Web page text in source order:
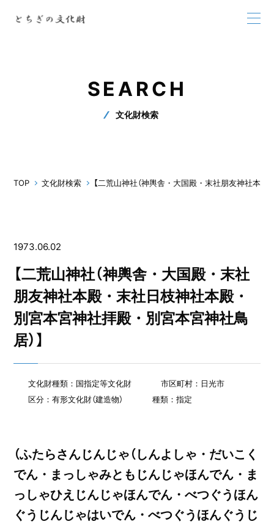
SEARCH
文化財検索
TOP 文化財検索 【二荒山神社（神輿舎・大国殿・末社朋友神社本
1973.06.02
【二荒山神社（神輿舎・大国殿・末社
朋友神社本殿・末社日枝神社本殿・
別宮本宮神社拝殿・別宮本宮神社鳥
居）】
文化財種類：国指定等文化財
市区町村：日光市
区分：有形文化財（建造物）
種類：指定
（ふたらさんじんじゃ（しんよしゃ・だいこく
でん・まっしゃみともじんじゃほんでん・ま
っしゃひえじんじゃほんでん・べつぐうほん
ぐうじんじゃはいでん・べつぐうほんぐうじ